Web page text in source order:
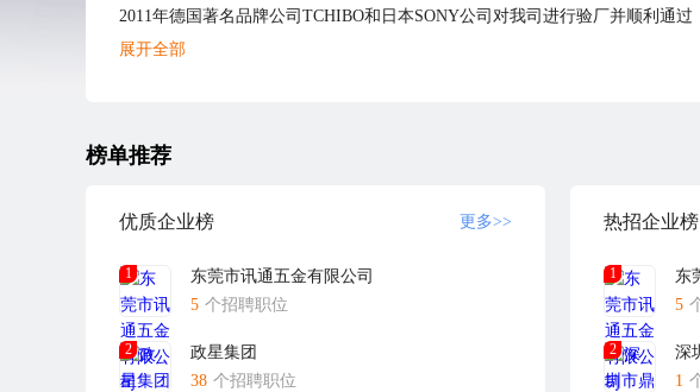
2011年德国著名品牌公司TCHIBO和日本SONY公司对我司进行验厂并顺利通
我公司始终以“质量第一，客户第一”为宗旨，不断提高服务水准，满足客户需
展开全部
榜单推荐
优质企业榜 更多>>
1
东莞市讯通五金有限公司
5 个招聘职位
2
政星集团
38 个招聘职位
热招企业榜
1
东
5
2
深
1